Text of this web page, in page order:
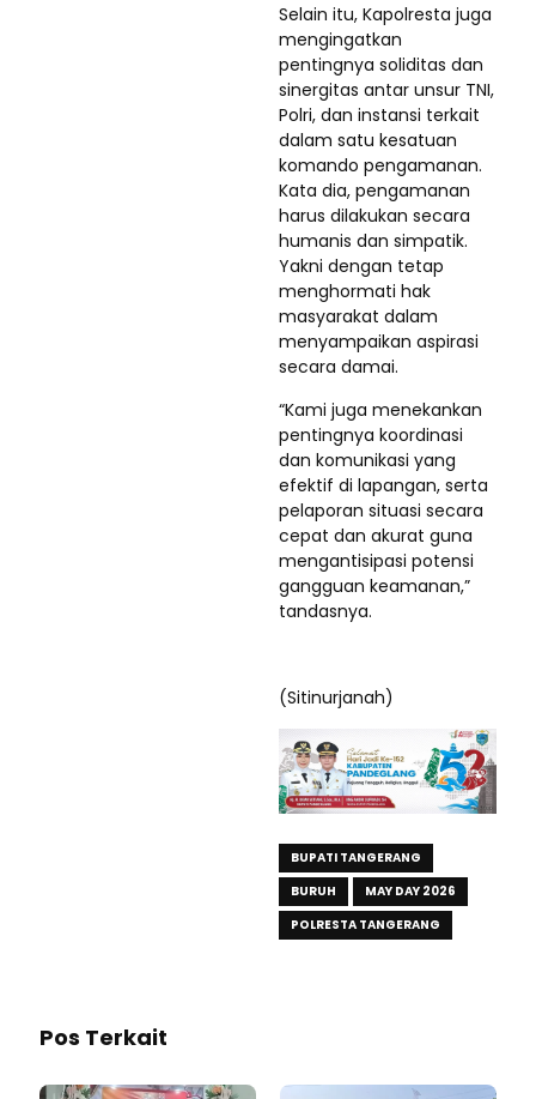
Selain itu, Kapolresta juga
mengingatkan
pentingnya soliditas dan
sinergitas antar unsur TNI,
Polri, dan instansi terkait
dalam satu kesatuan
komando pengamanan.
Kata dia, pengamanan
harus dilakukan secara
humanis dan simpatik.
Yakni dengan tetap
menghormati hak
masyarakat dalam
menyampaikan aspirasi
secara damai.
“Kami juga menekankan
pentingnya koordinasi
dan komunikasi yang
efektif di lapangan, serta
pelaporan situasi secara
cepat dan akurat guna
mengantisipasi potensi
gangguan keamanan,”
tandasnya.
(Sitinurjanah)
BUPATI TANGERANG
BURUH
MAY DAY 2026
POLRESTA TANGERANG
Pos Terkait